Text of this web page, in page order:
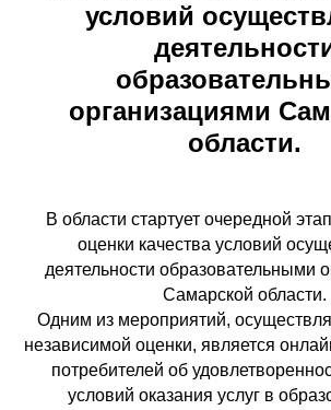
условий
организациями
области.
В области стартует очередной
оценки качества условий
деятельности образовательными
Самарской области.
Одним из мероприятий,
независимой оценки, является
потребителей об
условий оказания услуг в